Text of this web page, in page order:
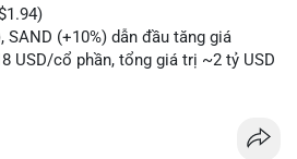
SAND (+10%) dẫn đầu tăng giá
USD/cổ phần, tổng giá trị ~2 tỷ USD
staking bản địa để tăng cường
phép stablecoin mới với yêu cầu